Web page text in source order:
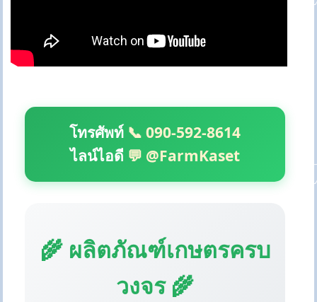
โทรศัพท์ 📞 090-592-8614
ไลน์ไอดี 💬 @FarmKaset
🌾 ผลิตภัณฑ์เกษตรครบ
วงจร 🌾